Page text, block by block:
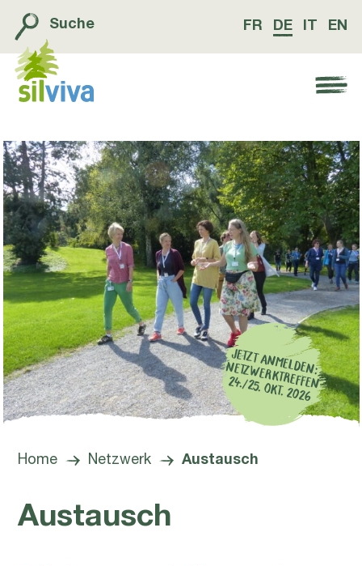
Suche FR DE EN
Navigation öffnen bzw. schliessen
JETZT ANMELDEN:
NETZW
ERKTREFFEN
24./25. OKT. 2026
Home Netzwerk Austausch
Austausch